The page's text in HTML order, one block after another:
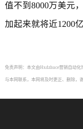
值不到8000万美元
加起来就将近1200亿
免责声明：本文由Hxdzhuce营销自动
与本网联系，本网将及时更正、删除，